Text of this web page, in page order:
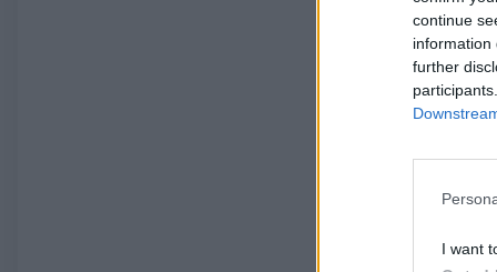
continue
information
further
I want